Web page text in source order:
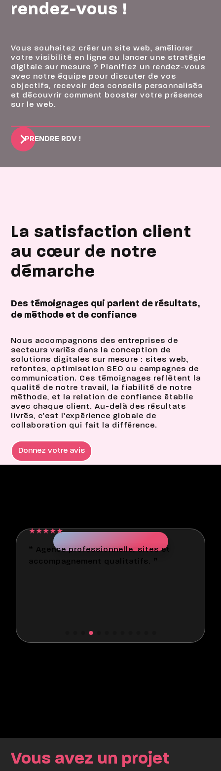
rendez-vous !
Vous souhaitez créer un site web, améliorer
votre visibilité en ligne ou lancer une stratégie
digitale sur mesure ? Planifiez un rendez-vous
avec notre équipe pour discuter de vos
objectifs, recevoir des conseils personnalisés
et découvrir comment booster votre présence
sur le web.
PRENDRE RDV !
La satisfaction client
au cœur de notre
démarche
Des témoignages qui parlent de résultats,
de méthode et de confiance
Nous accompagnons des entreprises de
secteurs variés dans la conception de
solutions digitales sur mesure : sites web,
refontes, optimisation SEO ou campagnes de
communication. Ces témoignages reflètent la
qualité de notre travail, la fiabilité de notre
méthode, et la relation de confiance établie
avec chaque client. Au-delà des résultats
livrés, c’est l’expérience globale de
collaboration qui fait la différence.
Donnez votre avis
★★★★★
❝ Bonnes prestations ❞
Vous avez un projet